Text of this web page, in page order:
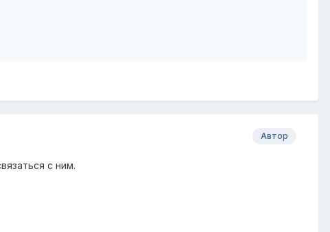
и меня телепортираует на спавн.
Автор
с ним.